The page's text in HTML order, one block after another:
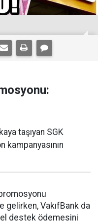
taşıyan SGK
gelirken, VakıfBank da
destek ödemesini